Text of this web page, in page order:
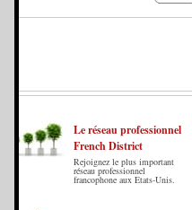
Le réseau professionnel
French District
Rejoignez le plus important
réseau professionnel
francophone aux Etats-Unis.